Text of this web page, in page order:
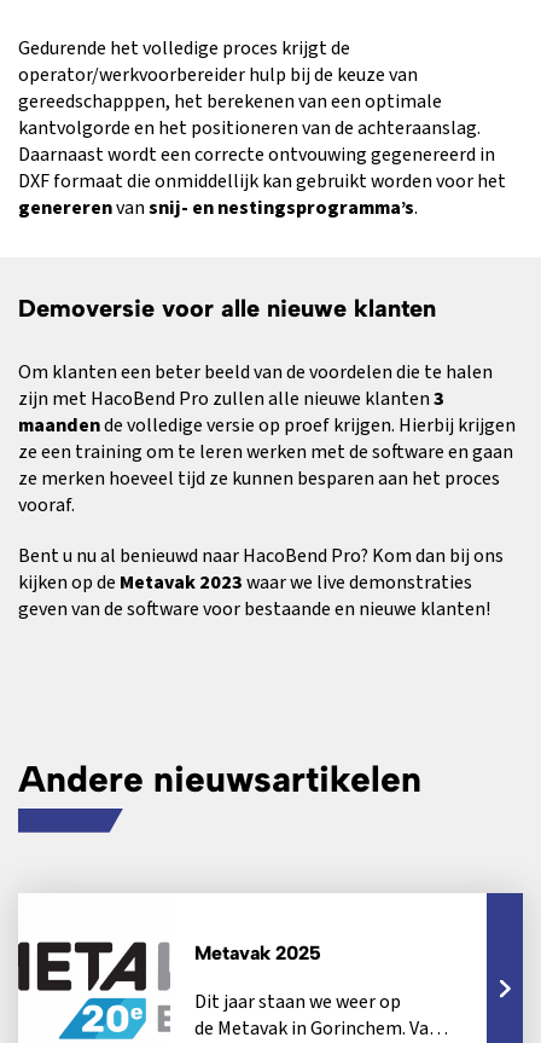
Gedurende het volledige proces krijgt de
operator/werkvoorbereider hulp bij de keuze van
gereedschapppen, het berekenen van een optimale
kantvolgorde en het positioneren van de achteraanslag.
Daarnaast wordt een correcte ontvouwing gegenereerd in
DXF formaat die onmiddellijk kan gebruikt worden voor het
genererenvansnij- en nestingsprogramma’s.
Demoversie voor alle nieuwe klanten
Om klanten een beter beeld van de voordelen die te halen
zijn met HacoBend Pro zullen alle nieuwe klanten3
maandende volledige versie op proef krijgen. Hierbij krijgen
ze een training om te leren werken met de software en gaan
ze merken hoeveel tijd ze kunnen besparen aan het proces
vooraf.
Bent u nu al benieuwd naar HacoBend Pro? Kom dan bij ons
kijken op de Metavak 2023waar we live demonstraties
geven van de software voor bestaande en nieuwe klanten!
Andere nieuwsartikelen
Metavak 2025
Dit jaar staan we weer op
de Metavak in Gorinchem. Van